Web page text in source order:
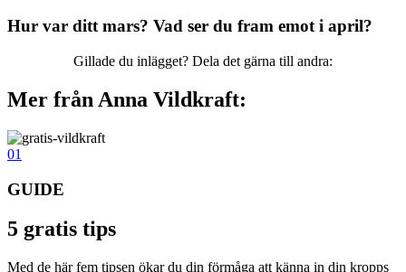
Hur var ditt mars? Vad ser du fram emot i april?
Gillade du inlägget? Dela det gärna till andra:
Mer från Anna Vildkraft:
01
GUIDE
5 gratis tips
Med de här fem tipsen ökar du din förmåga att känna in din kropps